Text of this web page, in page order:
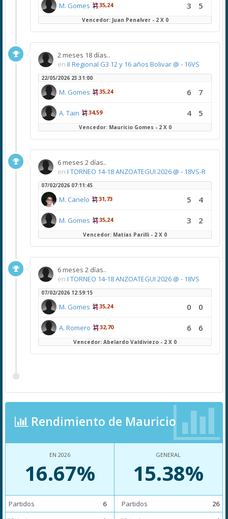
M. Gomes 35,24 3 5
Vencedor: Juan Penalver - 2 X 0
2 meses 18 días..
en II Regional G3 12 y 16 años Bolivar @ - 16VS
22/05/2026 23:31:00
M. Gomes 35,24 6 7
A. Tain 34,59 4 5
Vencedor: Mauricio Gomes - 2 X 0
6 meses 2 días..
en I TORNEO 14-18 ANZOATEGUI 2026 @ - 18VS-R
07/02/2026 07:11:45
M. Canelo 31,73 5 4
M. Gomes 35,24 3 2
Vencedor: Matías Parilli - 2 X 0
6 meses 2 días..
en I TORNEO 14-18 ANZOATEGUI 2026 @ - 18VS
07/02/2026 12:59:15
M. Gomes 35,24 0 0
A. Romero 32,70 6 6
Vencedor: Abelardo Valdiviezo - 2 X 0
Rendimiento de Mauricio
EN 2026
16.67%
Partidos
6
GENERAL
15.38%
Partidos
26